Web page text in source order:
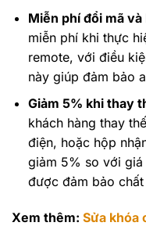
Miễn phí đổi mã và
miễn phí khi thực
remote, với điều
này giúp đảm bảo
Giảm 5% khi thay
khách hàng thay
điện, hoặc hộp
giảm 5% so với
được đảm bảo
Xem thêm: Sửa khóa